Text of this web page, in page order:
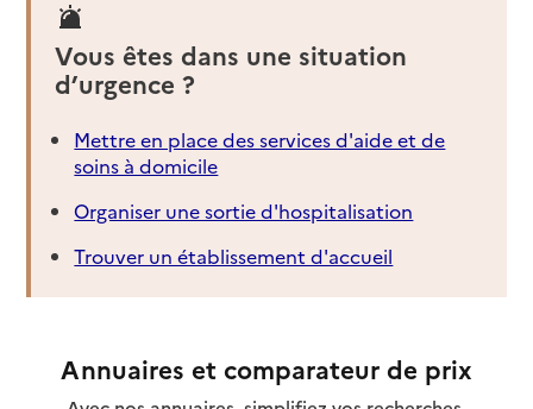
Vous êtes dans une situation
d’urgence ?
Mettre en place des services d'aide et de
soins à domicile
Organiser une sortie d'hospitalisation
Trouver un établissement d'accueil
Annuaires et comparateur de prix